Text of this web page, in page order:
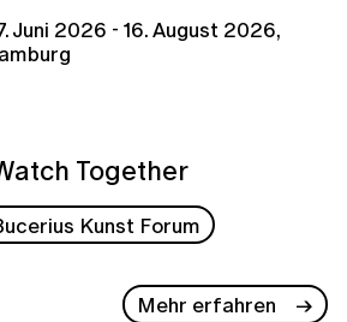
Juni 2026 - 16. August 2026,
Together
Kunst Forum
Mehr erfahren